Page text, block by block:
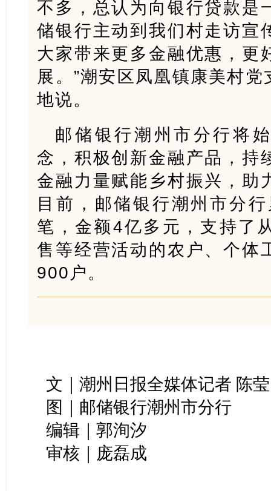
不多，总认为向银行贷款是
储银行主动到我们村走访宣
大家带来更多金融优惠，更
展。”潮安区凤凰镇康美村
地说。
邮储银行潮州市分行将
念，积极创新金融产品，持
金融力量赋能乡村振兴，助
目前，邮储银行潮州市分
笔，金额4亿多元，支持了
售等经营活动的农户、个体
900户。
文｜潮州日报全媒体记者 陈
图｜邮储银行潮州市分行
编辑｜郭洵汐
审核｜庞磊成